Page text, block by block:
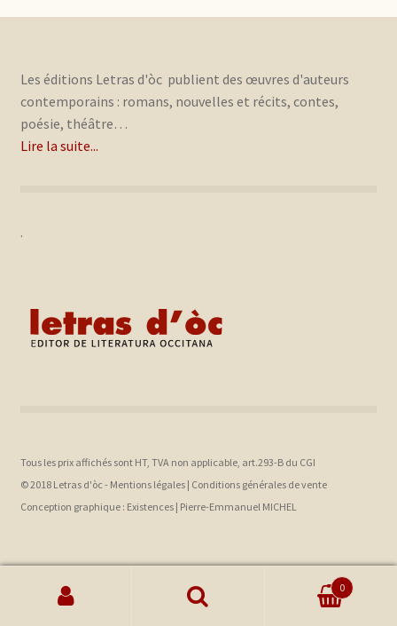
Les éditions Letras d'òc publient des œuvres d'auteurs
contemporains : romans, nouvelles et récits, contes,
poésie, théâtre…
Lire la suite...
.
Tous les prix affichés sont HT, TVA non applicable, art.293-B du CGI
© 2018 Letras d'òc - Mentions légales| Conditions générales de vente
Conception graphique : Existences | Pierre-Emmanuel MICHEL
Recherche pour :
0